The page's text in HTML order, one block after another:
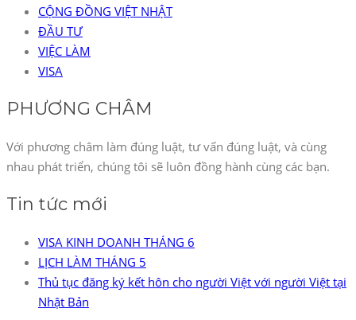
CỘNG ĐỒNG VIỆT NHẬT
ĐẦU TƯ
VIỆC LÀM
VISA
PHƯƠNG CHÂM
Với phương châm làm đúng luật, tư vấn đúng luật, và cùng
nhau phát triển, chúng tôi sẽ luôn đồng hành cùng các bạn.
Tin tức mới
VISA KINH DOANH THÁNG 6
LỊCH LÀM THÁNG 5
Thủ tục đăng ký kết hôn cho người Việt với người Việt tại
Nhật Bản